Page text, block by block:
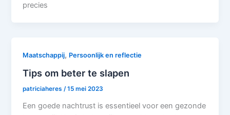
precies
Maatschappij, Persoonlijk en reflectie
Tips om beter te slapen
patriciaheres/15 mei 2023
Een goede nachtrust is essentieel voor een gezonde